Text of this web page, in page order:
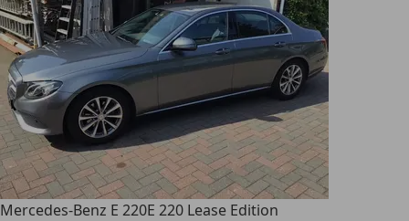
Mercedes-Benz E 220E 220 Lease Edition